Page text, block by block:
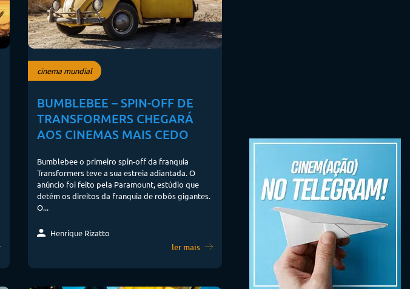
cinema mundial
BUMBLEBEE – SPIN-OFF DE
TRANSFORMERS CHEGARÁ
AOS CINEMAS MAIS CEDO
Bumblebee o primeiro spin-off da franquia
Transformers teve a sua estreia adiantada. O
anúncio foi feito pela Paramount, estúdio que
detêm os direitos da franquia de robôs gigantes.
O...
Henrique Rizatto
ler mais